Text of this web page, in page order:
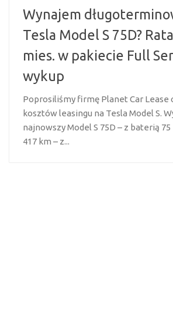
Wynajem
Tesla Model S 75D?
mies. w pakiecie Full
wykup
Poprosiliśmy firmę Planet Car Lease
kosztów leasingu na Tesla Model S.
najnowszy Model S 75D – z baterią
417 km – z...